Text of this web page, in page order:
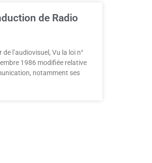
de Radio
l’audiovisuel, Vu la loi n°
1986 modifiée relative
notamment ses